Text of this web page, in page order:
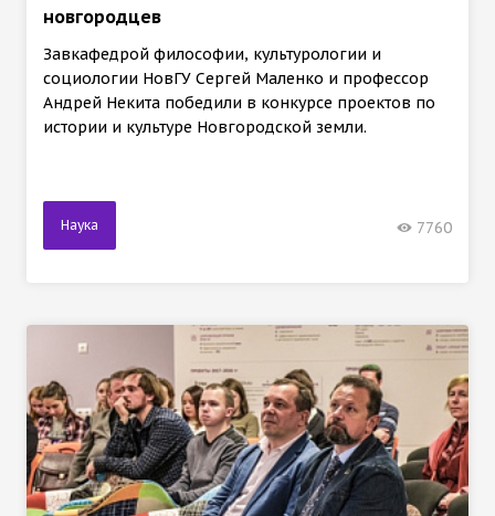
новгородцев
Завкафедрой философии, культурологии и
социологии НовГУ Сергей Маленко и профессор
Андрей Некита победили в конкурсе проектов по
истории и культуре Новгородской земли.
Наука 7760